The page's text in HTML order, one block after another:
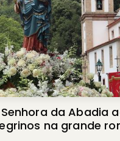
da Abadia
na grande